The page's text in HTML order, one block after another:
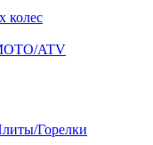
колес
ATV
Горелки